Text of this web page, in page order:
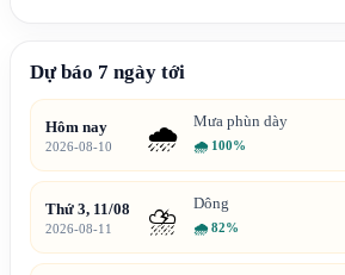
Dự báo 7 ngày tới
Hôm nay
2026-08-10 🌧️ Mưa phùn dày
🌧 100%
Thứ 3, 11/08
2026-08-11 ⛈️ Dông
🌧 82%